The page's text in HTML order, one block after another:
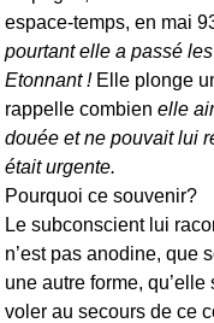
espace-temps, en mai
pourtant elle a passé
Etonnant !Elle plonge
rappelle combienelle
douée et ne pouvait lui
était urgente.
Pourquoi ce souvenir?
Le subconscient lui
n’est pas anodine, que
une autre forme,
voler au secours de ce